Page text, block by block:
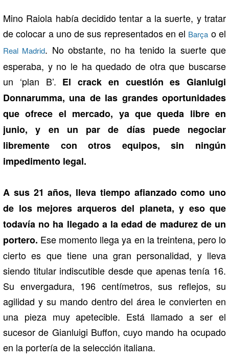
Mino Raiola había decidido tentar a la suerte, y tratar
de colocar a uno de sus representados en el Barça o el
Real Madrid. No obstante, no ha tenido la suerte que
esperaba, y no le ha quedado de otra que buscarse
un ‘plan B’. El crack en cuestión es Gianluigi
Donnarumma, una de las grandes oportunidades
que ofrece el mercado, ya que queda libre en
junio, y en un par de días puede negociar
libremente con otros equipos, sin ningún
impedimento legal.
A sus 21 años, lleva tiempo afianzado como uno
de los mejores arqueros del planeta, y eso que
todavía no ha llegado a la edad de madurez de un
portero. Ese momento llega ya en la treintena, pero lo
cierto es que tiene una gran personalidad, y lleva
siendo titular indiscutible desde que apenas tenía 16.
Su envergadura, 196 centímetros, sus reflejos, su
agilidad y su mando dentro del área le convierten en
una pieza muy apetecible. Está llamado a ser el
sucesor de Gianluigi Buffon, cuyo mando ha ocupado
en la portería de la selección italiana.